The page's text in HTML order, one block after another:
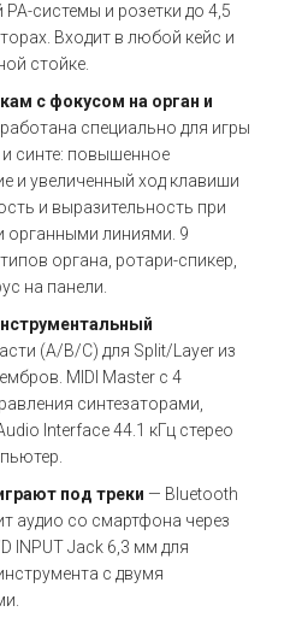
системы и розетки до 4,5
Входит в любой кейс и
стойке.
с фокусом на орган и
специально для игры
синте: повышенное
и увеличенный ход клавиши
и выразительность при
органными линиями. 9
органа, ротари-спикер,
на панели.
(A/B/C) для Split/Layer из
MIDI Master с 4
синтезаторами,
Interface 44.1 кГц стерео
под треки — Bluetooth
аудио со смартфона через
INPUT Jack 6,3 мм для
с двумя